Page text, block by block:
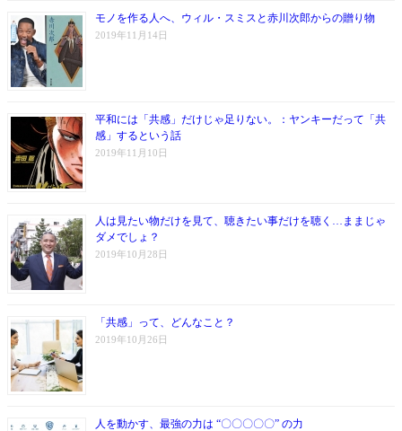
モノを作る人へ、ウィル・スミスと赤川次郎からの贈り物
2019年11月14日
平和には「共感」だけじゃ足りない。：ヤンキーだって「共
感」するという話
2019年11月10日
人は見たい物だけを見て、聴きたい事だけを聴く…ままじゃ
ダメでしょ？
2019年10月28日
「共感」って、どんなこと？
2019年10月26日
人を動かす、最強の力は “〇〇〇〇〇” の力